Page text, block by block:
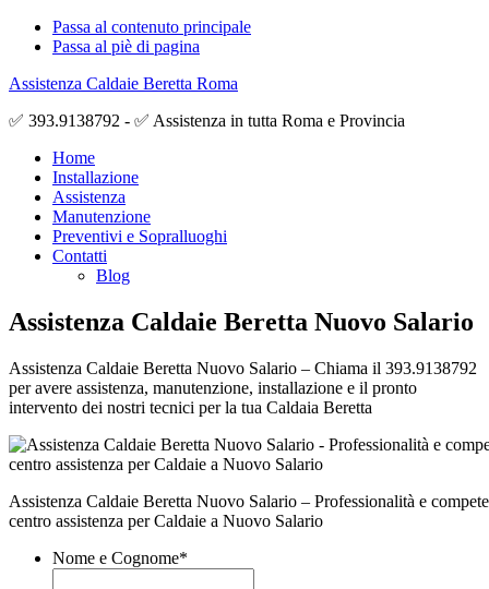
Passa al contenuto principale
Passa al piè di pagina
Assistenza Caldaie Beretta Roma
✅ 393.9138792 - ✅ Assistenza in tutta Roma e Provincia
Home
Installazione
Assistenza
Manutenzione
Preventivi e Sopralluoghi
Contatti
Blog
Assistenza Caldaie Beretta Nuovo Salario
Assistenza Caldaie Beretta Nuovo Salario – Chiama il 393.9138792
per avere assistenza, manutenzione, installazione e il pronto
intervento dei nostri tecnici per la tua Caldaia Beretta
Assistenza Caldaie Beretta Nuovo Salario – Professionalità e
centro assistenza per Caldaie a Nuovo Salario
Nome e Cognome*